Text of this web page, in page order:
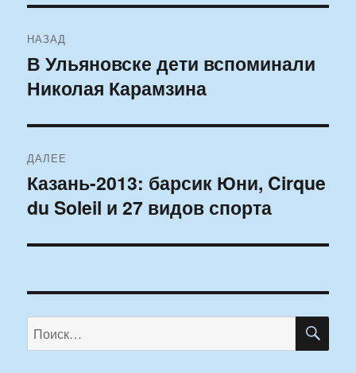
по
записям
НАЗАД
Предыдущая
запись:
В Ульяновске дети вспоминали
Николая Карамзина
ДАЛЕЕ
Следующая
запись:
Казань-2013: барсик Юни, Cirque
du Soleil и 27 видов спорта
Искать: